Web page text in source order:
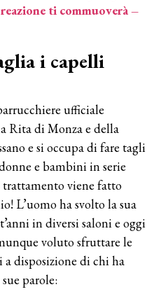
ti commuoverà –
i capelli
ufficiale
Rita di Monza e della
e si occupa di fare tagli
e bambini in serie
viene fatto
L’uomo ha svolto la sua
in diversi saloni e oggi
voluto sfruttare le
a disposizione di chi ha
parole: